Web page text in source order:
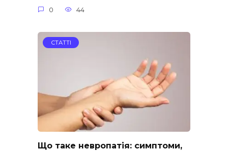
0 44
СТАТТІ
Що таке невропатія: симптоми,